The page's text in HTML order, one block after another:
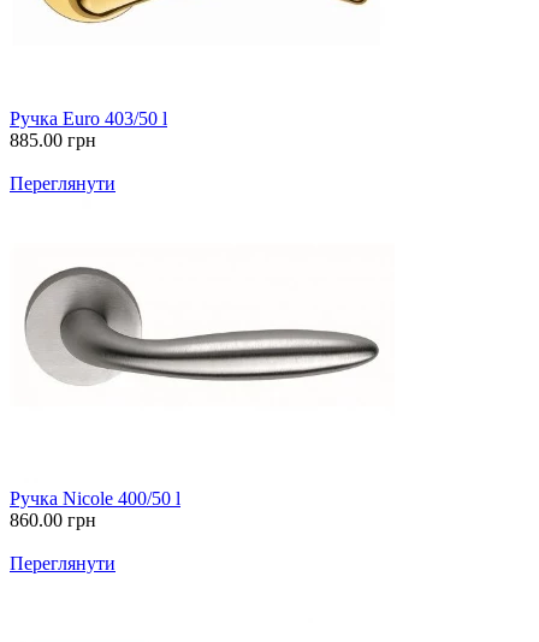
Ручка Euro 403/50 l
885.00 грн
Переглянути
Ручка Nicole 400/50 l
860.00 грн
Переглянути